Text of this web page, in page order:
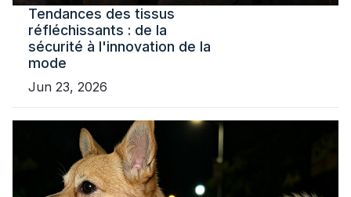
Tendances des tissus
réfléchissants : de la
sécurité à l'innovation de la
mode
Jun 23, 2026